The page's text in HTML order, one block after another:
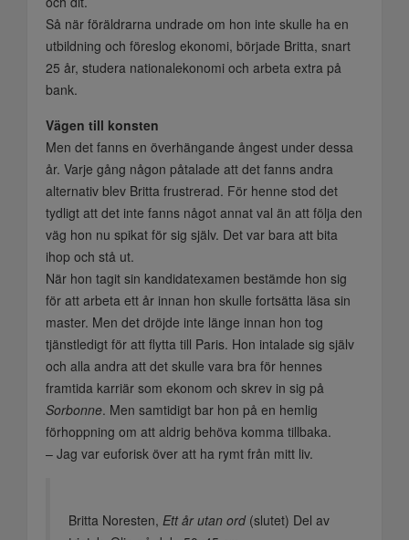
Så när föräldrarna undrade om hon inte skulle ha en
utbildning och föreslog ekonomi, började Britta, snart
25 år, studera nationalekonomi och arbeta extra på
bank.
Vägen till konsten
Men det fanns en överhängande ångest under dessa
år. Varje gång någon påtalade att det fanns andra
alternativ blev Britta frustrerad. För henne stod det
tydligt att det inte fanns något annat val än att följa den
väg hon nu spikat för sig själv. Det var bara att bita
ihop och stå ut.
När hon tagit sin kandidatexamen bestämde hon sig
för att arbeta ett år innan hon skulle fortsätta läsa sin
master. Men det dröjde inte länge innan hon tog
tjänstledigt för att flytta till Paris. Hon intalade sig själv
och alla andra att det skulle vara bra för hennes
framtida karriär som ekonom och skrev in sig på
Sorbonne. Men samtidigt bar hon på en hemlig
förhoppning om att aldrig behöva komma tillbaka.
– Jag var euforisk över att ha rymt från mitt liv.
Britta Noresten, Ett år utan ord(slutet) Del av